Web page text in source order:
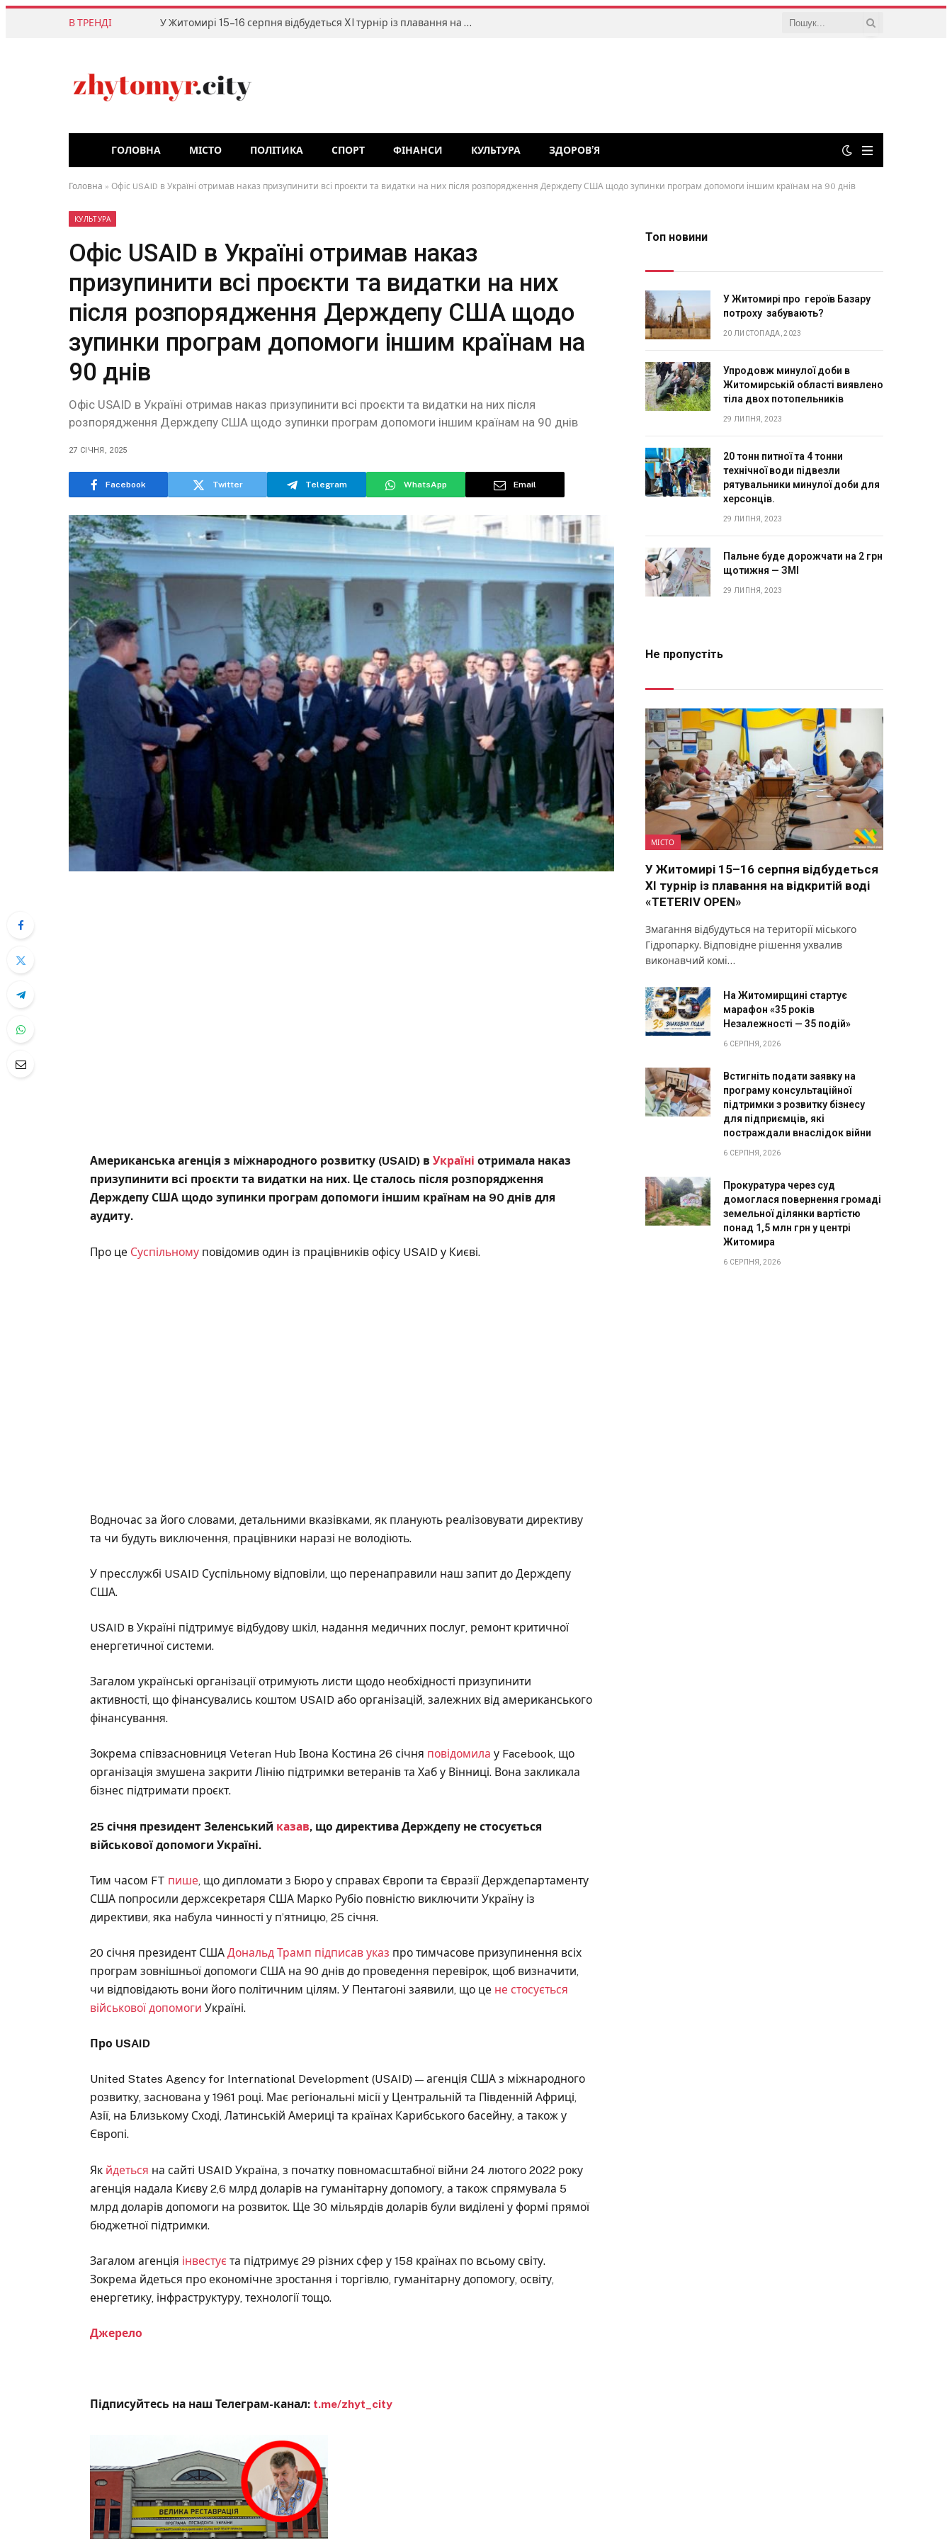
В ТРЕНДІ У Житомирі 15–16 серпня відбудеться XI турнір із плавання на відкритій воді «TETERIV OPEN»
ГОЛОВНА МІСТО ПОЛІТИКА СПОРТ ФІНАНСИ КУЛЬТУРА ЗДОРОВ’Я
Головна » Офіс USAID в Україні отримав наказ призупинити всі проєкти та видатки на них після розпорядження Держдепу США щодо зупинки програм допомоги іншим країнам на 90 днів
КУЛЬТУРА
Офіс USAID в Україні отримав наказ
призупинити всі проєкти та видатки на них
після розпорядження Держдепу США щодо
зупинки програм допомоги іншим країнам на
90 днів
Офіс USAID в Україні отримав наказ призупинити всі проєкти та видатки на них після
розпорядження Держдепу США щодо зупинки програм допомоги іншим країнам на 90 днів
27 СІЧНЯ, 2025
Facebook Twitter Telegram WhatsApp Email
Американська агенція з міжнародного розвитку (USAID) вУкраїні отримала наказ
призупинити всі проєкти та видатки на них. Це сталось після розпорядження
Держдепу США щодо зупинки програм допомоги іншим країнам на 90 днів для
аудиту.
Про це Суспільному повідомив один із працівників офісу USAID у Києві.
Водночас за його словами, детальними вказівками, як планують реалізовувати директиву
та чи будуть виключення, працівники наразі не володіють.
У пресслужбі USAID Суспільному відповіли, що перенаправили наш запит до Держдепу
США.
USAID в Україні підтримує відбудову шкіл, надання медичних послуг, ремонт критичної
енергетичної системи.
Загалом українські організації отримують листи щодо необхідності призупинити
активності, що фінансувались коштом USAID або організацій, залежних від американського
фінансування.
Зокрема співзасновниця Veteran Hub Івона Костина 26 січня повідомила у Facebook, що
організація змушена закрити Лінію підтримки ветеранів та Хаб у Вінниці. Вона закликала
бізнес підтримати проєкт.
25 січня президент Зеленський казав, що директива Держдепу не стосується
військової допомоги Україні.
Тим часом FT пише, що дипломати з Бюро у справах Європи та Євразії Держдепартаменту
США попросили держсекретаря США Марко Рубіо повністю виключити Україну із
директиви, яка набула чинності у п’ятницю, 25 січня.
20 січня президент СШАДональд Трамп підписав указ про тимчасове призупинення всіх
програм зовнішньої допомоги США на 90 днів до проведення перевірок, щоб визначити,
чи відповідають вони його політичним цілям. У Пентагоні заявили, що це не стосується
військової допомоги Україні.
Про USAID
United States Agency for International Development (USAID) — агенція США з міжнародного
розвитку, заснована у 1961 році. Має регіональні місії у Центральній та Південній Африці,
Азії, на Близькому Сході, Латинській Америці та країнах Карибського басейну, а також у
Європі.
Як йдеться на сайті USAID Україна, з початку повномасштабної війни 24 лютого 2022 року
агенція надала Києву 2,6 млрд доларів на гуманітарну допомогу, а також спрямувала 5
млрд доларів допомоги на розвиток. Ще 30 мільярдів доларів були виділені у формі прямої
бюджетної підтримки.
Загалом агенція інвестує та підтримує 29 різних сфер у 158 країнах по всьому світу.
Зокрема йдеться про економічне зростання і торгівлю, гуманітарну допомогу, освіту,
енергетику, інфраструктуру, технології тощо.
Джерело
Підписуйтесь на наш Телеграм-канал: t.me/zhyt_city
Топ новини
У Житомирі про героїв Базару
потроху забувають?
20 ЛИСТОПАДА, 2023
Упродовж минулої доби в
Житомирській області виявлено
тіла двох потопельників
29 ЛИПНЯ, 2023
20 тонн питної та 4 тонни
технічної води підвезли
рятувальники минулої доби для
херсонців.
29 ЛИПНЯ, 2023
Пальне буде дорожчати на 2 грн
щотижня — ЗМІ
29 ЛИПНЯ, 2023
Не пропустіть
МІСТО
У Житомирі 15–16 серпня відбудеться
XI турнір із плавання на відкритій воді
«TETERIV OPEN»
Змагання відбудуться на території міського
Гідропарку. Відповідне рішення ухвалив
виконавчий комі…
На Житомирщині стартує
марафон «35 років
Незалежності — 35 подій»
6 СЕРПНЯ, 2026
Встигніть подати заявку на
програму консультаційної
підтримки з розвитку бізнесу
для підприємців, які
постраждали внаслідок війни
6 СЕРПНЯ, 2026
Прокуратура через суд
домоглася повернення громаді
земельної ділянки вартістю
понад 1,5 млн грн у центрі
Житомира
6 СЕРПНЯ, 2026